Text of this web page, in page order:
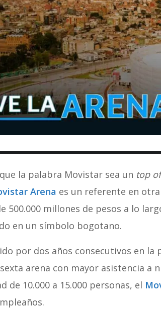
la palabra Movistar sea un top
Arena es un referente en
500.000 millones de pesos a lo
en un símbolo bogotano.
por dos años consecutivos en
arena con mayor asistencia a
de 10.000 a 15.000 personas, el